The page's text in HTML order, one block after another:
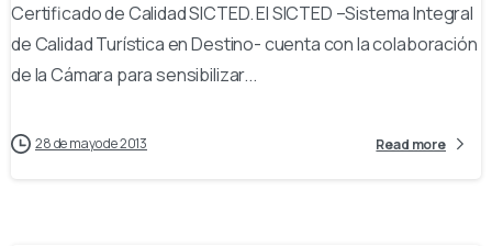
Certificado de Calidad SICTED. El SICTED –Sistema Integral
de Calidad Turística en Destino- cuenta con la colaboración
de la Cámara para sensibilizar...
28 de mayo de 2013 Read more